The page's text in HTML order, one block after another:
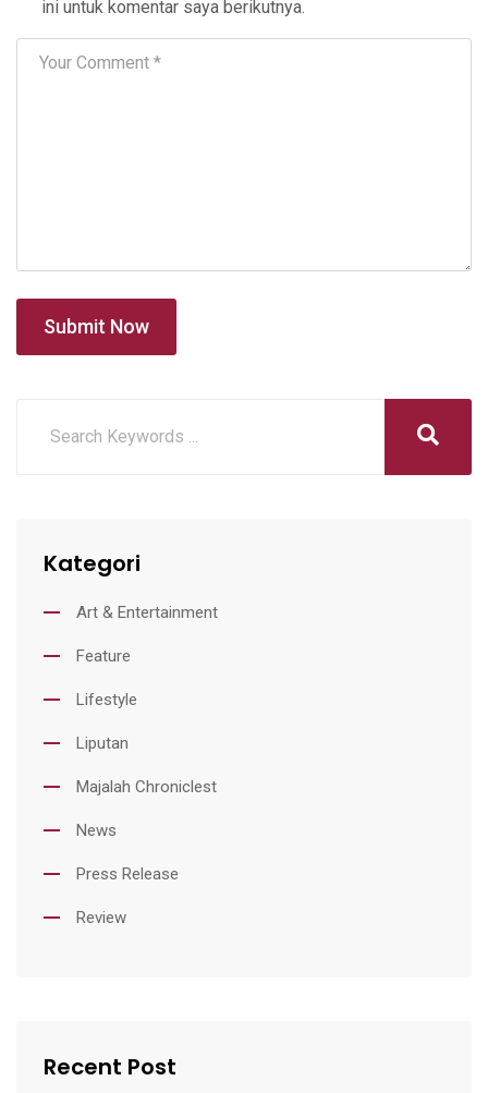
ini untuk komentar saya berikutnya.
Submit Now
Kategori
Art & Entertainment
Feature
Lifestyle
Liputan
Majalah Chroniclest
News
Press Release
Review
Recent Post